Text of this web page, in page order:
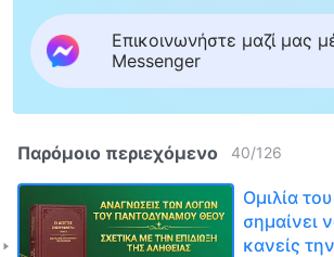
Επικοινωνήστε μαζί μας
Messenger
Παρόμοιο περιεχόμενο 40/126
Ομιλία
σημαίνει
κανείς